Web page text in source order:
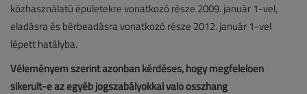
közhasználatú épületekre vonatkozó része 2009. január 1-vel,
eladásra és bérbeadásra vonatkozó része 2012. január 1-vel
lépett hatályba.
Véleményem szerint azonban kérdéses, hogy megfelelően
sikerült-e az egyéb jogszabályokkal való összhang